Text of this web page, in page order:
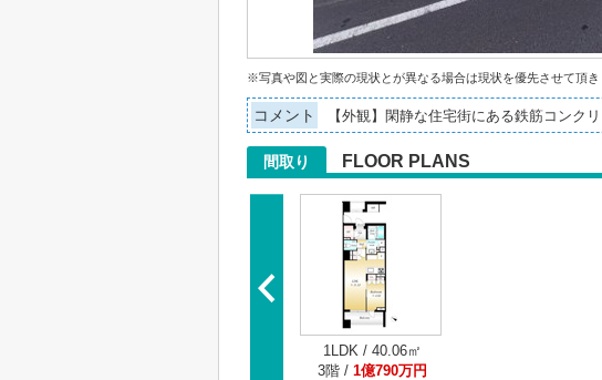
※写真や図と実際の現状とが異なる場合は現状を優先させて頂き
コメント 【外観】閑静な住宅街にある鉄筋コンク
間取り FLOOR PLANS
1LDK / 40.06㎡
3階 / 1億790万円